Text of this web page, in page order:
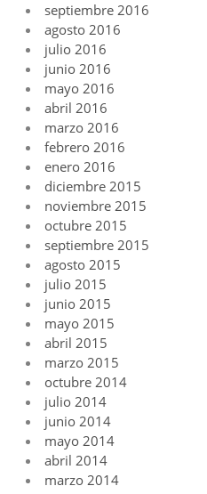
septiembre 2016
agosto 2016
julio 2016
junio 2016
mayo 2016
abril 2016
marzo 2016
febrero 2016
enero 2016
diciembre 2015
noviembre 2015
octubre 2015
septiembre 2015
agosto 2015
julio 2015
junio 2015
mayo 2015
abril 2015
marzo 2015
octubre 2014
julio 2014
junio 2014
mayo 2014
abril 2014
marzo 2014